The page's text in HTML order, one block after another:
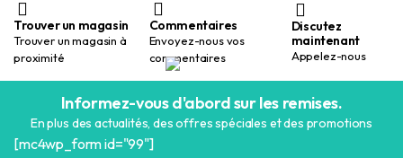
Trouver un magasin
Trouver un magasin à
proximité
Commentaires
Envoyez-nous vos
commentaires
Discutez
maintenant
Appelez-nous
Informez-vous d'abord sur les remises.
En plus des actualités, des offres spéciales et des promotions
[mc4wp_form id="99"]